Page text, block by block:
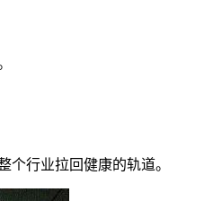
行业拉回健康的轨道。